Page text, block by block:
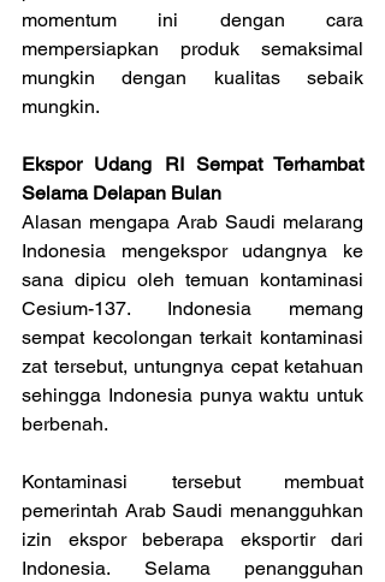
momentum ini dengan cara
mempersiapkan produk semaksimal
mungkin dengan kualitas sebaik
mungkin.
Ekspor Udang RI Sempat Terhambat
Selama Delapan Bulan
Alasan mengapa Arab Saudi melarang
Indonesia mengekspor udangnya ke
sana dipicu oleh temuan kontaminasi
Cesium-137. Indonesia memang
sempat kecolongan terkait kontaminasi
zat tersebut, untungnya cepat ketahuan
sehingga Indonesia punya waktu untuk
berbenah.
Kontaminasi tersebut membuat
pemerintah Arab Saudi menangguhkan
izin ekspor beberapa eksportir dari
Indonesia. Selama penangguhan